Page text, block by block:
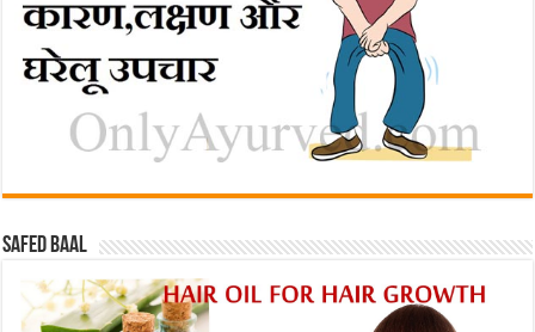
Safed baal